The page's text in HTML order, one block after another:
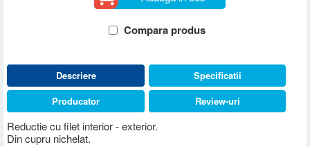
Compara produs
Descriere
Reductie cu filet interior - exterior.
Din cupru nichelat.
Specificatii
Producator
Review-uri